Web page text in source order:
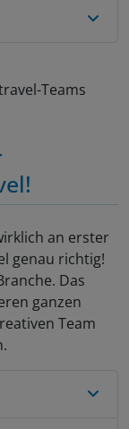
Deine
Instagram
mit über
und unsere
und
rund
Bei
eigenes
bevor sie
dich
einer
Deiner
Mail an:
Teams
an erster
genau richtig!
Das
ganzen
Team